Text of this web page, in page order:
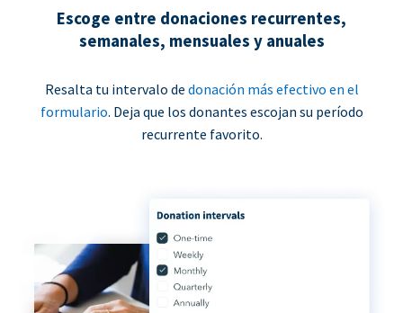
Escoge entre donaciones recurrentes,
semanales, mensuales y anuales
Resalta tu intervalo de donación más efectivo en el
formulario. Deja que los donantes escojan su período
recurrente favorito.